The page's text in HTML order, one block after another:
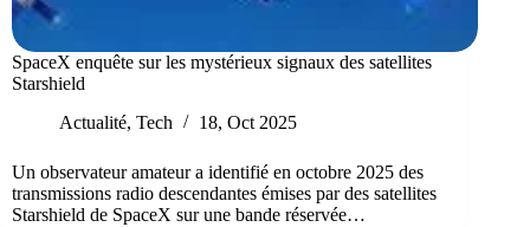
SpaceX enquête sur les mystérieux signaux des satellites
Starshield
Actualité, Tech 18, Oct 2025
Un observateur amateur a identifié en octobre 2025 des
transmissions radio descendantes émises par des satellites
Starshield de SpaceX sur une bande réservée…